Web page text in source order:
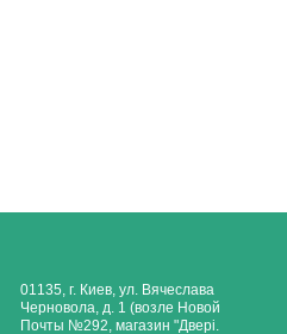
01135, г. Киев, ул. Вячеслава
Черновола, д. 1 (возле Новой
Почты №292, магазин "Двері.